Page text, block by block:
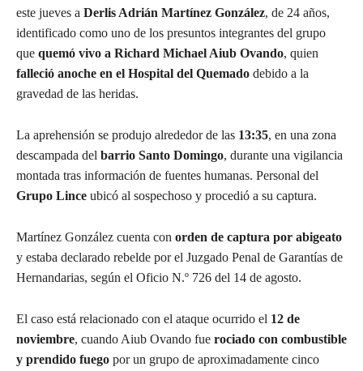
este jueves a Derlis Adrián Martínez González, de 24 años,
identificado como uno de los presuntos integrantes del grupo
que quemó vivo a Richard Michael Aiub Ovando, quien
falleció anoche en el Hospital del Quemado debido a la
gravedad de las heridas.
La aprehensión se produjo alrededor de las 13:35, en una zona
descampada del barrio Santo Domingo, durante una vigilancia
montada tras información de fuentes humanas. Personal del
Grupo Lince ubicó al sospechoso y procedió a su captura.
Martínez González cuenta con orden de captura por abigeato
y estaba declarado rebelde por el Juzgado Penal de Garantías de
Hernandarias, según el Oficio N.º 726 del 14 de agosto.
El caso está relacionado con el ataque ocurrido el 12 de
noviembre, cuando Aiub Ovando fue rociado con combustible
y prendido fuego por un grupo de aproximadamente cinco